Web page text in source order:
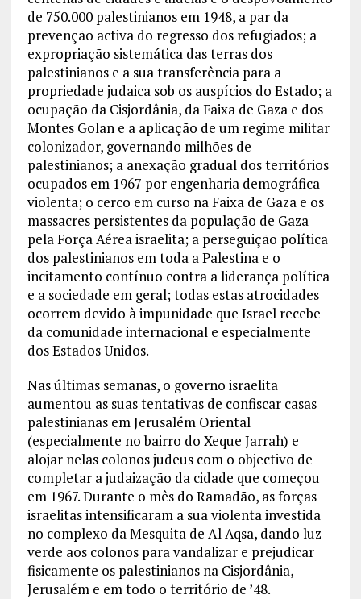
de 750.000 palestinianos em 1948, a par da
prevenção activa do regresso dos refugiados; a
expropriação sistemática das terras dos
palestinianos e a sua transferência para a
propriedade judaica sob os auspícios do Estado; a
ocupação da Cisjordânia, da Faixa de Gaza e dos
Montes Golan e a aplicação de um regime militar
colonizador, governando milhões de
palestinianos; a anexação gradual dos territórios
ocupados em 1967 por engenharia demográfica
violenta; o cerco em curso na Faixa de Gaza e os
massacres persistentes da população de Gaza
pela Força Aérea israelita; a perseguição política
dos palestinianos em toda a Palestina e o
incitamento contínuo contra a liderança política
e a sociedade em geral; todas estas atrocidades
ocorrem devido à impunidade que Israel recebe
da comunidade internacional e especialmente
dos Estados Unidos.
Nas últimas semanas, o governo israelita
aumentou as suas tentativas de confiscar casas
palestinianas em Jerusalém Oriental
(especialmente no bairro do Xeque Jarrah) e
alojar nelas colonos judeus com o objectivo de
completar a judaização da cidade que começou
em 1967. Durante o mês do Ramadão, as forças
israelitas intensificaram a sua violenta investida
no complexo da Mesquita de Al Aqsa, dando luz
verde aos colonos para vandalizar e prejudicar
fisicamente os palestinianos na Cisjordânia,
Jerusalém e em todo o território de ’48.